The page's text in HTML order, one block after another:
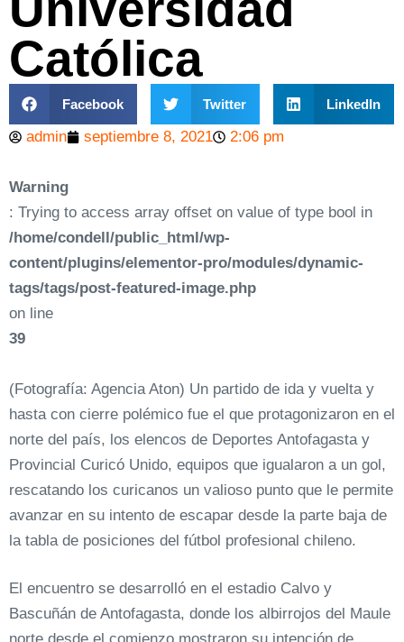
Católica
Facebook Twitter LinkedIn
admin septiembre 8, 2021 2:06 pm
Warning
: Trying to access array offset on value of type bool in
/home/condell/public_html/wp-
content/plugins/elementor-pro/modules/dynamic-
tags/tags/post-featured-image.php
on line
39
(Fotografía: Agencia Aton) Un partido de ida y vuelta y
hasta con cierre polémico fue el que protagonizaron en el
norte del país, los elencos de Deportes Antofagasta y
Provincial Curicó Unido, equipos que igualaron a un gol,
rescatando los curicanos un valioso punto que le permite
avanzar en su intento de escapar desde la parte baja de
la tabla de posiciones del fútbol profesional chileno.
El encuentro se desarrolló en el estadio Calvo y
Bascuñán de Antofagasta, donde los albirrojos del Maule